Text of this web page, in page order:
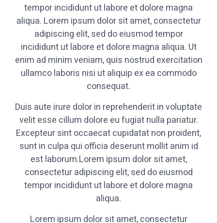
tempor incididunt ut labore et dolore magna
aliqua. Lorem ipsum dolor sit amet, consectetur
adipiscing elit, sed do eiusmod tempor
incididunt ut labore et dolore magna aliqua. Ut
enim ad minim veniam, quis nostrud exercitation
ullamco laboris nisi ut aliquip ex ea commodo
consequat.
Duis aute irure dolor in reprehenderit in voluptate
velit esse cillum dolore eu fugiat nulla pariatur.
Excepteur sint occaecat cupidatat non proident,
sunt in culpa qui officia deserunt mollit anim id
est laborum.Lorem ipsum dolor sit amet,
consectetur adipiscing elit, sed do eiusmod
tempor incididunt ut labore et dolore magna
aliqua.
Lorem ipsum dolor sit amet, consectetur